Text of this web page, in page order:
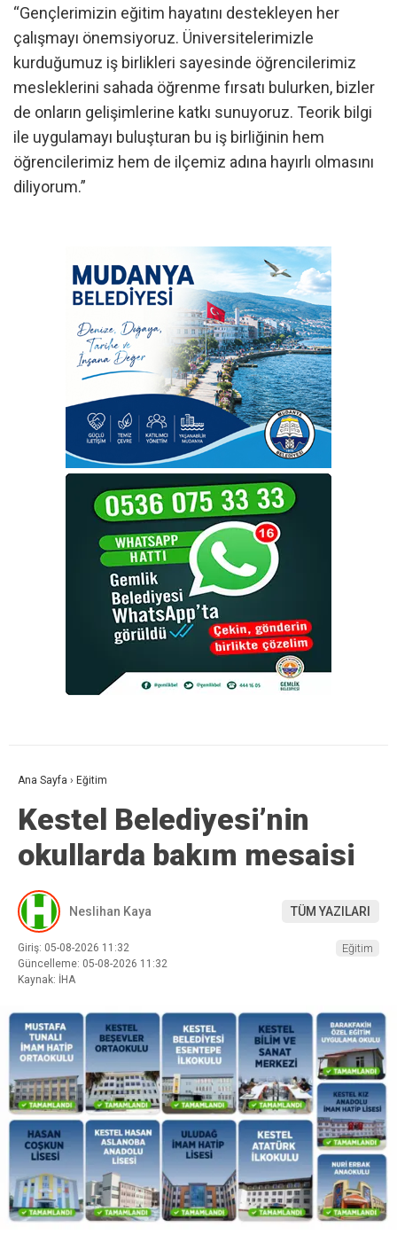
“Gençlerimizin eğitim hayatını destekleyen her
çalışmayı önemsiyoruz. Üniversitelerimizle
kurduğumuz iş birlikleri sayesinde öğrencilerimiz
mesleklerini sahada öğrenme fırsatı bulurken, bizler
de onların gelişimlerine katkı sunuyoruz. Teorik bilgi
ile uygulamayı buluşturan bu iş birliğinin hem
öğrencilerimiz hem de ilçemiz adına hayırlı olmasını
diliyorum.”
Ana Sayfa › Eğitim
Kestel Belediyesi’nin
okullarda bakım mesaisi
Neslihan Kaya TÜM YAZILARI
Giriş: 05-08-2026 11:32
Güncelleme: 05-08-2026 11:32
Kaynak: İHA
Eğitim